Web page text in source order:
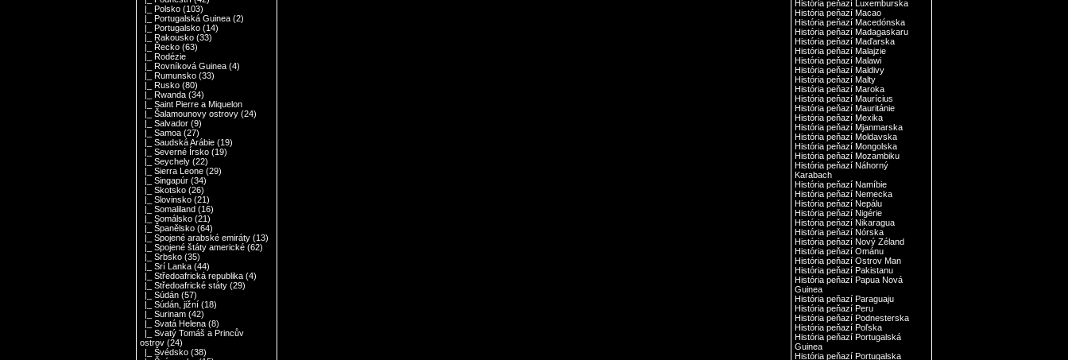
|_ Polsko (103)
|_ Portugalská Guinea (2)
|_ Portugalsko (14)
|_ Rakousko (33)
|_ Řecko (63)
|_ Rodézie
|_ Rovníková Guinea (4)
|_ Rumunsko (33)
|_ Rusko (80)
|_ Rwanda (34)
|_ Saint Pierre a Miquelon
|_ Šalamounovy ostrovy (24)
|_ Salvador (9)
|_ Samoa (27)
|_ Saudská Arábie (19)
|_ Severné Írsko (19)
|_ Seychely (22)
|_ Sierra Leone (29)
|_ Singapúr (34)
|_ Skotsko (26)
|_ Slovinsko (21)
|_ Somaliland (16)
|_ Somálsko (21)
|_ Španělsko (64)
|_ Spojené arabské emiráty (13)
|_ Spojené štáty americké (62)
|_ Srbsko (35)
|_ Srí Lanka (44)
|_ Středoafrická republika (4)
|_ Středoafrické státy (29)
|_ Súdán (57)
|_ Súdán, jižní (18)
|_ Surinam (42)
|_ Svatá Helena (8)
|_ Svatý Tomáš a Princův
ostrov (24)
|_ Švédsko (38)
História peňazí Luxemburska
História peňazí Macao
História peňazí Macedónska
História peňazí Madagaskaru
História peňazí Maďarska
História peňazí Malajzie
História peňazí Malawi
História peňazí Maldivy
História peňazí Malty
História peňazí Maroka
História peňazí Maurícius
História peňazí Mauritánie
História peňazí Mexika
História peňazí Mjanmarska
História peňazí Moldavska
História peňazí Mongolska
História peňazí Mozambiku
História peňazí Náhorný
Karabach
História peňazí Namíbie
História peňazí Nemecka
História peňazí Nepálu
História peňazí Nigérie
História peňazí Nikaragua
História peňazí Nórska
História peňazí Nový Zéland
História peňazí Ománu
História peňazí Ostrov Man
História peňazí Pakistanu
História peňazí Papua Nová
Guinea
História peňazí Paraguaju
História peňazí Peru
História peňazí Podnesterska
História peňazí Poľska
História peňazí Portugalská
Guinea
História peňazí Portugalska